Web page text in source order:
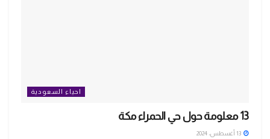
احياء السعودية
13 معلومة حول حي الحمراء مكة